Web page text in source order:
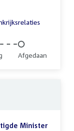
Onvoltooid:
Afgedaan
Minister